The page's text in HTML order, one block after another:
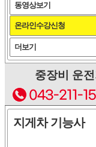
더보기
온라인수강신청
동영상보기
중장비 운
지게차 기능사